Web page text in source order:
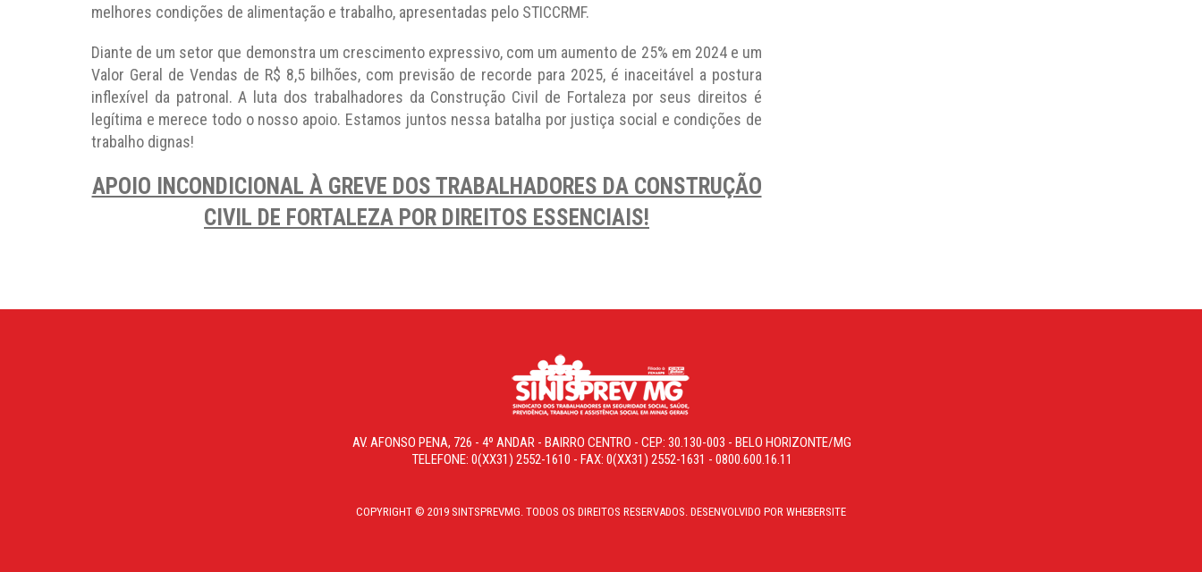
melhores condições de alimentação e trabalho, apresentadas pelo STICCRMF.
Diante de um setor que demonstra um crescimento expressivo, com um aumento de 25% em 2024 e um
Valor Geral de Vendas de R$ 8,5 bilhões, com previsão de recorde para 2025, é inaceitável a postura
inflexível da patronal. A luta dos trabalhadores da Construção Civil de Fortaleza por seus direitos é
legítima e merece todo o nosso apoio. Estamos juntos nessa batalha por justiça social e condições de
trabalho dignas!
APOIO INCONDICIONAL À GREVE DOS TRABALHADORES DA CONSTRUÇÃO
CIVIL DE FORTALEZA POR DIREITOS ESSENCIAIS!
AV. AFONSO PENA, 726 - 4º ANDAR - BAIRRO CENTRO - CEP: 30.130-003 - BELO HORIZONTE/MG
TELEFONE: 0(XX31) 2552-1610 - FAX: 0(XX31) 2552-1631 - 0800.600.16.11
COPYRIGHT © 2019 SINTSPREVMG. TODOS OS DIREITOS RESERVADOS. DESENVOLVIDO POR WHEBERSITE